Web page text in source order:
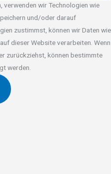
verwenden wir Technologien wie
und/oder darauf
zustimmst, können wir Daten wie
dieser Website verarbeiten. Wenn
zurückziehst, können bestimmte
werden.